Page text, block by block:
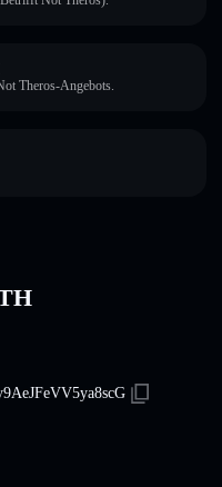
Theros-Angebots.